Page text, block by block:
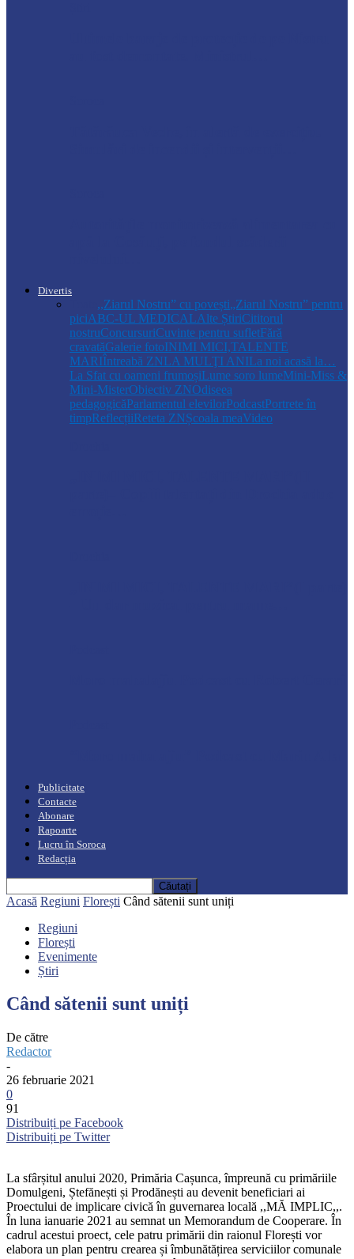
Divertis
,,Ziarul Nostru” cu povești„Ziarul Nostru” pentru
piciABC-UL MEDICALAlte ȘtiriCititorul
nostruConcursuriCuvinte pentru sufletFără
cravatăGalerie fotoINIMI MICI,TALENTE
MARIÎntreabă ZNLA MULŢI ANILa noi acasă la…
La Sfat cu oameni frumoșiLume soro lumeMini-Miss &
Mini-MisterObiectiv ZNOdiseea
pedagogicăParlamentul elevilorPodcastPortrete în
timpReflecțiiReteta ZNȘcoala meaVideo
Publicitate
Contacte
Abonare
Rapoarte
Lucru în Soroca
Redacția
Acasă Regiuni Florești Când sătenii sunt uniți
Regiuni
Florești
Evenimente
Știri
Când sătenii sunt uniți
De către
Redactor
-
26 februarie 2021
0
91
Distribuiți pe Facebook
Distribuiți pe Twitter
La sfârșitul anului 2020, Primăria Cașunca, împreună cu primăriile
Domulgeni, Ștefănești și Prodănești au devenit beneficiari ai
Proectului de implicare civică în guvernarea locală ,,MĂ IMPLIC,,.
În luna ianuarie 2021 au semnat un Memorandum de Cooperare. În
cadrul acestui proect, cele patru primării din raionul Florești vor
elabora un plan pentru crearea și îmbunătățirea serviciilor comunale